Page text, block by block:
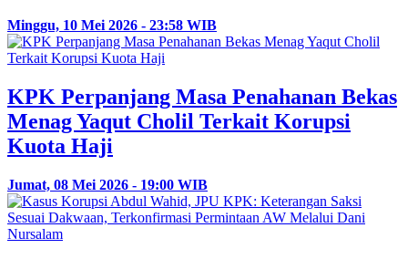
Minggu, 10 Mei 2026 - 23:58 WIB
KPK Perpanjang Masa Penahanan Bekas
Menag Yaqut Cholil Terkait Korupsi
Kuota Haji
Jumat, 08 Mei 2026 - 19:00 WIB